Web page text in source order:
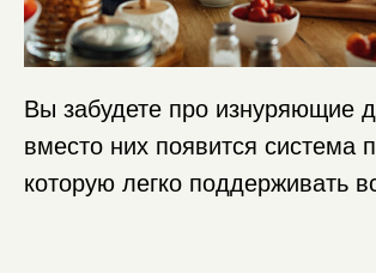
Вы забудете про изнуряющие
вместо них появится система
которую легко поддерживать